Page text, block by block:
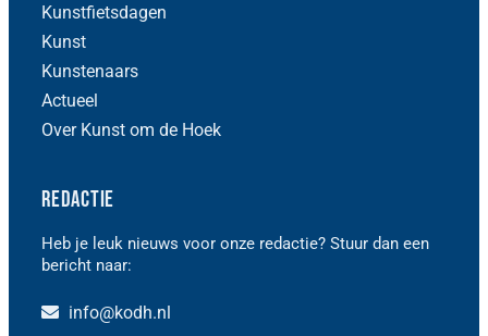
Kunstfietsdagen
Kunst
Kunstenaars
Actueel
Over Kunst om de Hoek
Redactie
Heb je leuk nieuws voor onze redactie? Stuur dan een
bericht naar:
info@kodh.nl